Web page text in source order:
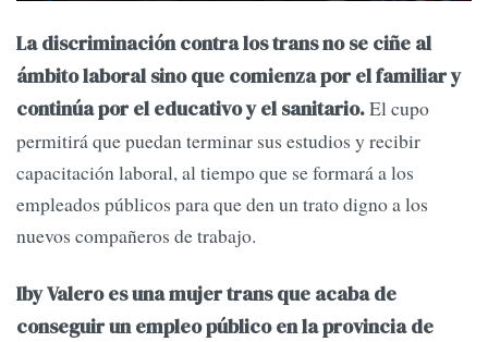
La discriminación contra los trans no se ciñe al
ámbito laboral sino que comienza por el familiar y
continúa por el educativo y el sanitario.El cupo
permitirá que puedan terminar sus estudios y recibir
capacitación laboral, al tiempo que se formará a los
empleados públicos para que den un trato digno a los
nuevos compañeros de trabajo.
Iby Valero es una mujer trans que acaba de
conseguir un empleo público en la provincia de